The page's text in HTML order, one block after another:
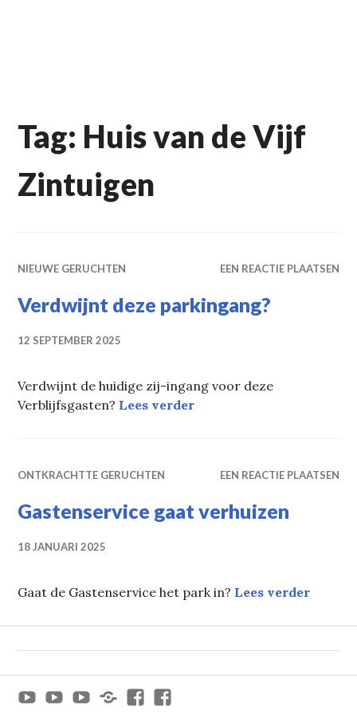
Tag: Huis van de Vijf
Zintuigen
NIEUWE GERUCHTEN EEN REACTIE PLAATSEN
Verdwijnt deze parkingang?
12 SEPTEMBER 2025
Verdwijnt de huidige zij-ingang voor deze
Verblijfsgasten? Lees verderVerdwijnt deze
ONTKRACHTTE GERUCHTEN EEN REACTIE PLAATSEN
Gastenservice gaat verhuizen
18 JANUARI 2025
Gaat de Gastenservice het park in? Lees verder
Youtube
Efteling
Youtube
Van
Youtube
Paradepassie
Facebook
Jeroen_Twee